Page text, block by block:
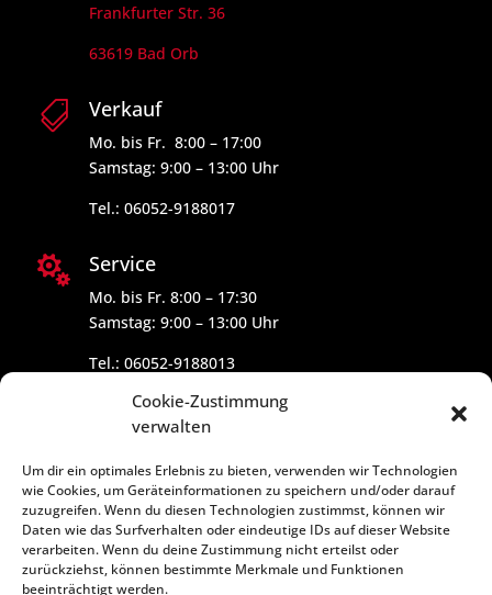
Cookie-Zustimmung
verwalten
Um dir ein optimales Erlebnis zu bieten, verwenden wir Technologien
wie Cookies, um Geräteinformationen zu speichern und/oder darauf
zuzugreifen. Wenn du diesen Technologien zustimmst, können wir
Daten wie das Surfverhalten oder eindeutige IDs auf dieser Website
verarbeiten. Wenn du deine Zustimmung nicht erteilst oder
zurückziehst, können bestimmte Merkmale und Funktionen
beeinträchtigt werden.
Frankfurter Str. 36
63619 Bad Orb
 Verkauf
Mo. bis Fr. 8:00 – 17:00
Samstag: 9:00 – 13:00 Uhr
Tel.: 06052-9188017
 Service
Mo. bis Fr. 8:00 – 17:30
Samstag: 9:00 – 13:00 Uhr
Tel.: 06052-9188013